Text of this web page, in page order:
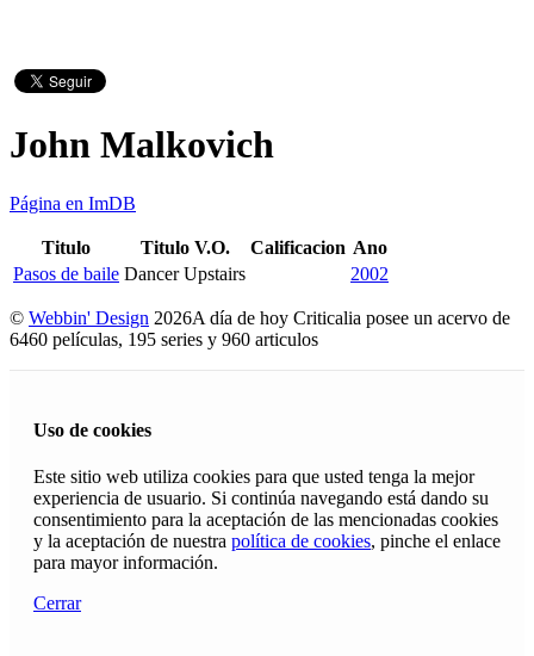
John Malkovich
Página en ImDB
Titulo Titulo V.O. Calificacion Ano
Pasos de baile Dancer Upstairs 2002
© Webbin' Design 2026A día de hoy Criticalia posee un acervo de
6460 películas, 195 series y 960 articulos
Uso de cookies
Este sitio web utiliza cookies para que usted tenga la mejor
experiencia de usuario. Si continúa navegando está dando su
consentimiento para la aceptación de las mencionadas cookies
y la aceptación de nuestra política de cookies, pinche el enlace
para mayor información.
Cerrar